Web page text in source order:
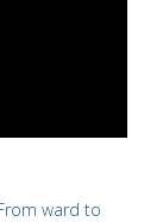
From ward to